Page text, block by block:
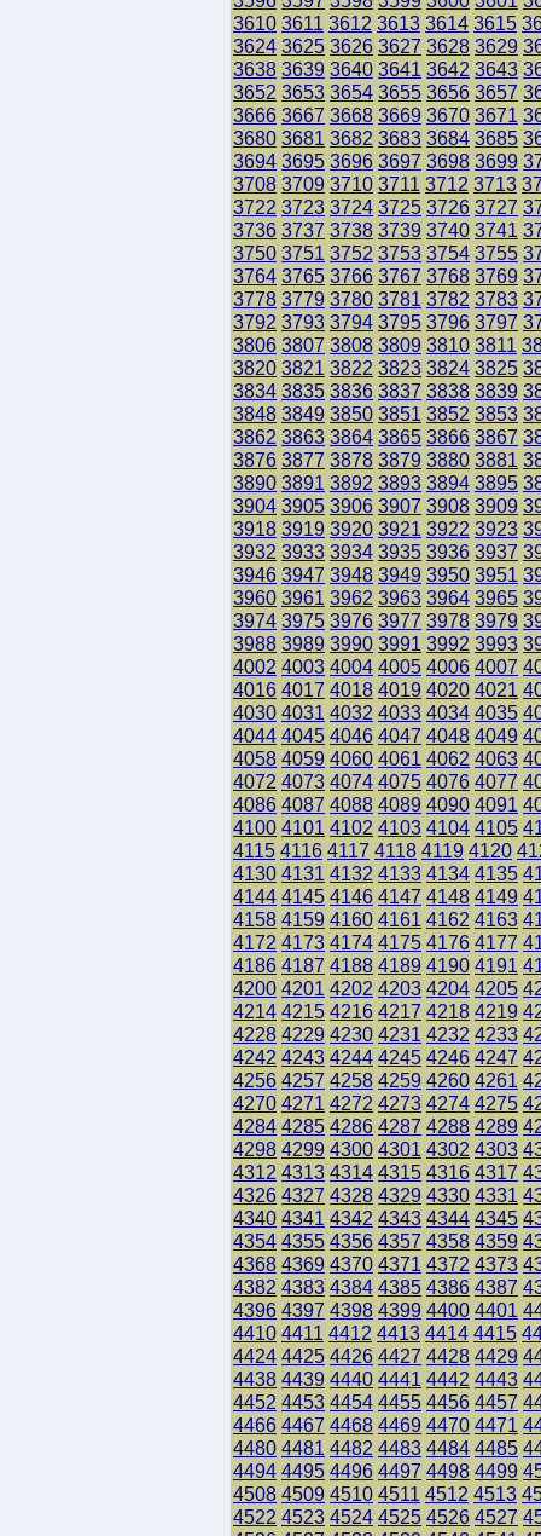
3610 3611 3612 3613 3614 3615
3624 3625 3626 3627 3628 3629
3638 3639 3640 3641 3642 3643
3652 3653 3654 3655 3656 3657
3666 3667 3668 3669 3670 3671
3680 3681 3682 3683 3684 3685
3694 3695 3696 3697 3698 3699
3708 3709 3710 3711 3712 3713
3722 3723 3724 3725 3726 3727
3736 3737 3738 3739 3740 3741
3750 3751 3752 3753 3754 3755
3764 3765 3766 3767 3768 3769
3778 3779 3780 3781 3782 3783
3792 3793 3794 3795 3796 3797
3806 3807 3808 3809 3810 3811
3820 3821 3822 3823 3824 3825
3834 3835 3836 3837 3838 3839
3848 3849 3850 3851 3852 3853
3862 3863 3864 3865 3866 3867
3876 3877 3878 3879 3880 3881
3890 3891 3892 3893 3894 3895
3904 3905 3906 3907 3908 3909
3918 3919 3920 3921 3922 3923
3932 3933 3934 3935 3936 3937
3946 3947 3948 3949 3950 3951
3960 3961 3962 3963 3964 3965
3974 3975 3976 3977 3978 3979
3988 3989 3990 3991 3992 3993
4002 4003 4004 4005 4006 4007
4016 4017 4018 4019 4020 4021
4030 4031 4032 4033 4034 4035
4044 4045 4046 4047 4048 4049
4058 4059 4060 4061 4062 4063
4072 4073 4074 4075 4076 4077
4086 4087 4088 4089 4090 4091
4100 4101 4102 4103 4104 4105
4115 4116 4117 4118 4119 4120
4130 4131 4132 4133 4134 4135
4144 4145 4146 4147 4148 4149
4158 4159 4160 4161 4162 4163
4172 4173 4174 4175 4176 4177
4186 4187 4188 4189 4190 4191
4200 4201 4202 4203 4204 4205
4214 4215 4216 4217 4218 4219
4228 4229 4230 4231 4232 4233
4242 4243 4244 4245 4246 4247
4256 4257 4258 4259 4260 4261
4270 4271 4272 4273 4274 4275
4284 4285 4286 4287 4288 4289
4298 4299 4300 4301 4302 4303
4312 4313 4314 4315 4316 4317
4326 4327 4328 4329 4330 4331
4340 4341 4342 4343 4344 4345
4354 4355 4356 4357 4358 4359
4368 4369 4370 4371 4372 4373
4382 4383 4384 4385 4386 4387
4396 4397 4398 4399 4400 4401
4410 4411 4412 4413 4414 4415
4424 4425 4426 4427 4428 4429
4438 4439 4440 4441 4442 4443
4452 4453 4454 4455 4456 4457
4466 4467 4468 4469 4470 4471
4480 4481 4482 4483 4484 4485
4494 4495 4496 4497 4498 4499
4508 4509 4510 4511 4512 4513
4522 4523 4524 4525 4526 4527